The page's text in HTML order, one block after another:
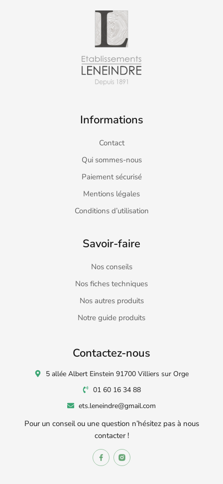
Informations
Contact
Qui sommes-nous
Paiement sécurisé
Mentions légales
Conditions d’utilisation
Savoir-faire
Nos conseils
Nos fiches techniques
Nos autres produits
Notre guide produits
Contactez-nous
5 allée Albert Einstein 91700 Villiers sur Orge
01 60 16 34 88
ets.leneindre@gmail.com
Pour un conseil ou une question n’hésitez pas à nous
contacter !